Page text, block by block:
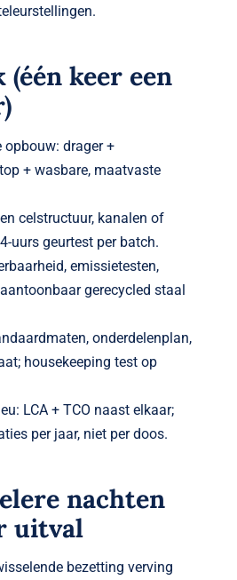
(één keer een
opbouw: drager +
+ wasbare, maatvaste
celstructuur, kanalen of
uurs geurt­est per batch.
emissietesten,
gerecycled staal
onderdelenplan,
housekeeping test op
LCA + TCO naast elkaar;
per jaar, niet per doos.
nachten
uitval
bezetting verving